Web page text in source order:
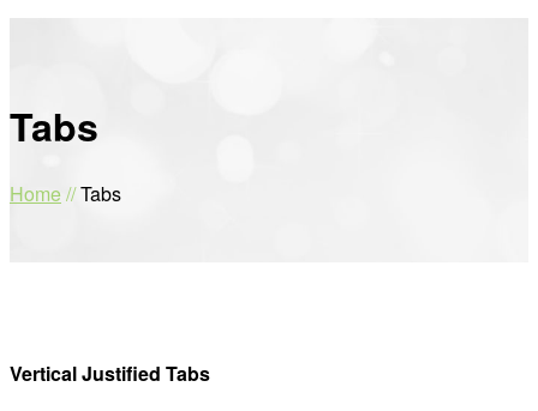
Tabs
Home //Tabs
Vertical Justified Tabs